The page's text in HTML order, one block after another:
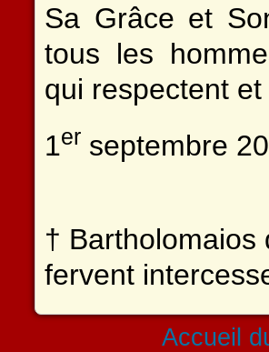
Sa Grâce et
tous les
qui respectent
1er septembre
† Bartholomaios
fervent
Accueil